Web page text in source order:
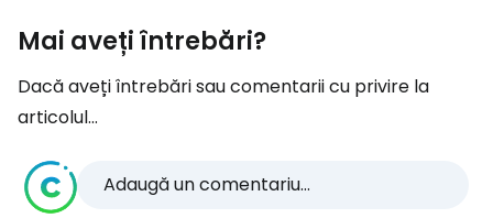
Mai aveți întrebări?
Dacă aveți întrebări sau comentarii cu privire la
articolul...
Adaugă un comentariu...